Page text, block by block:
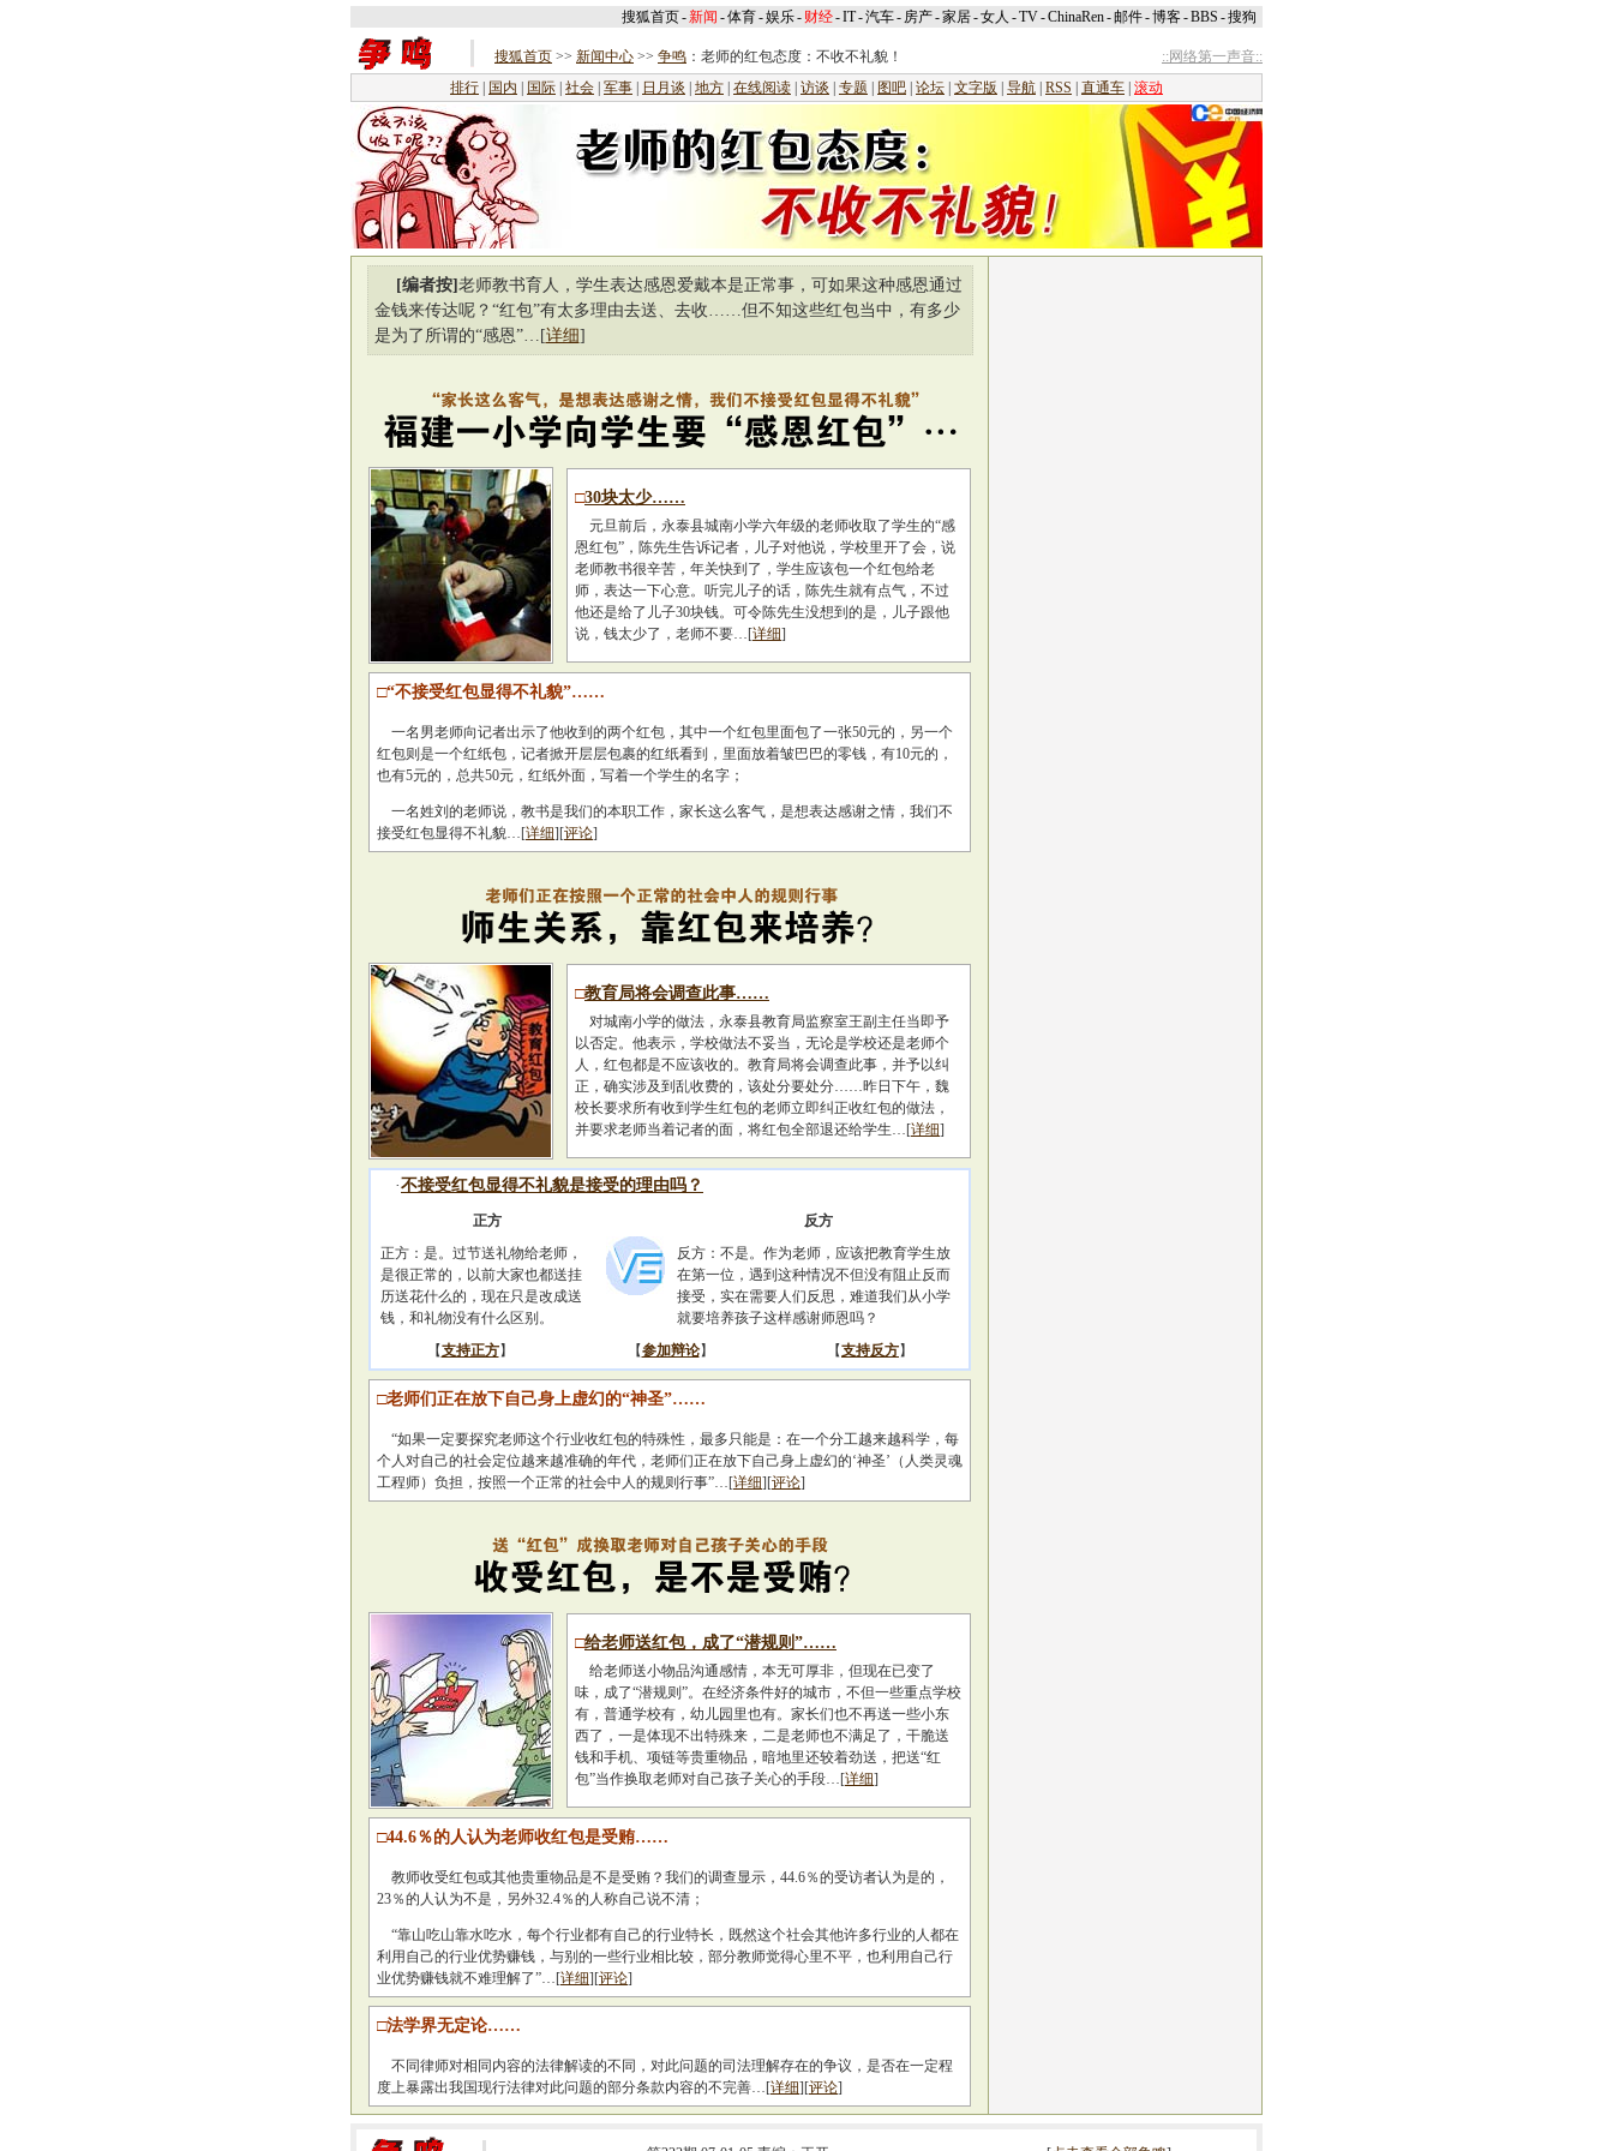
搜狐首页-新闻 -体育-娱乐- 财经-IT-汽车- 房产-家居-女人 -TV-ChinaRen-邮件-博客-BBS -搜狗
搜狐首页 >> 新闻中心 >> 争鸣 ：老师的红包态度：不收不礼貌！
::网络第一声音::
排行
国内 国际 社会 军事 日月谈 地方 在线阅读 访谈 专题 图吧 论坛 文字版 导航 RSS 直通车 滚动
[编者按] 老师教书育人，学生表达感恩爱戴本是正常事，可如果这种感恩通过
金钱来传达呢？“红包”有太多理由去送、去收……但不知这些红包当中，有多少
是为了所谓的“感恩”…[详细]
□30块太少……
元旦前后，永泰县城南小学六年级的老师收取了学生的“感
恩红包”，陈先生告诉记者，儿子对他说，学校里开了会，说
老师教书很辛苦，年关快到了，学生应该包一个红包给老
师，表达一下心意。听完儿子的话，陈先生就有点气，不过
他还是给了儿子30块钱。可令陈先生没想到的是，儿子跟他
说，钱太少了，老师不要…[详细]
□“不接受红包显得不礼貌”……
一名男老师向记者出示了他收到的两个红包，其中一个红包里面包了一张50元的，另一个
红包则是一个红纸包，记者掀开层层包裹的红纸看到，里面放着皱巴巴的零钱，有10元的，
也有5元的，总共50元，红纸外面，写着一个学生的名字；
一名姓刘的老师说，教书是我们的本职工作，家长这么客气，是想表达感谢之情，我们不
接受红包显得不礼貌…[详细][评论]
□教育局将会调查此事……
对城南小学的做法，永泰县教育局监察室王副主任当即予
以否定。他表示，学校做法不妥当，无论是学校还是老师个
人，红包都是不应该收的。教育局将会调查此事，并予以纠
正，确实涉及到乱收费的，该处分要处分……昨日下午，魏
校长要求所有收到学生红包的老师立即纠正收红包的做法，
并要求老师当着记者的面，将红包全部退还给学生…[详细]
·不接受红包显得不礼貌是接受的理由吗？
正方
反方
正方：是。过节送礼物给老师，
是很正常的，以前大家也都送挂
历送花什么的，现在只是改成送
钱，和礼物没有什么区别。
反方：不是。作为老师，应该把教育学生放
在第一位，遇到这种情况不但没有阻止反而
接受，实在需要人们反思，难道我们从小学
就要培养孩子这样感谢师恩吗？
【支持正方】 【参加辩论】 【支持反方】
□老师们正在放下自己身上虚幻的“神圣”……
“如果一定要探究老师这个行业收红包的特殊性，最多只能是：在一个分工越来越科学，每
个人对自己的社会定位越来越准确的年代，老师们正在放下自己身上虚幻的‘神圣’（人类灵魂
工程师）负担，按照一个正常的社会中人的规则行事”…[详细][评论]
□给老师送红包，成了“潜规则”……
给老师送小物品沟通感情，本无可厚非，但现在已变了
味，成了“潜规则”。在经济条件好的城市，不但一些重点学校
有，普通学校有，幼儿园里也有。家长们也不再送一些小东
西了，一是体现不出特殊来，二是老师也不满足了，干脆送
钱和手机、项链等贵重物品，暗地里还较着劲送，把送“红
包”当作换取老师对自己孩子关心的手段…[详细]
□44.6％的人认为老师收红包是受贿……
教师收受红包或其他贵重物品是不是受贿？我们的调查显示，44.6％的受访者认为是的，
23％的人认为不是，另外32.4％的人称自己说不清；
“靠山吃山靠水吃水，每个行业都有自己的行业特长，既然这个社会其他许多行业的人都在
利用自己的行业优势赚钱，与别的一些行业相比较，部分教师觉得心里不平，也利用自己行
业优势赚钱就不难理解了”…[详细][评论]
□法学界无定论……
不同律师对相同内容的法律解读的不同，对此问题的司法理解存在的争议，是否在一定程
度上暴露出我国现行法律对此问题的部分条款内容的不完善…[详细][评论]